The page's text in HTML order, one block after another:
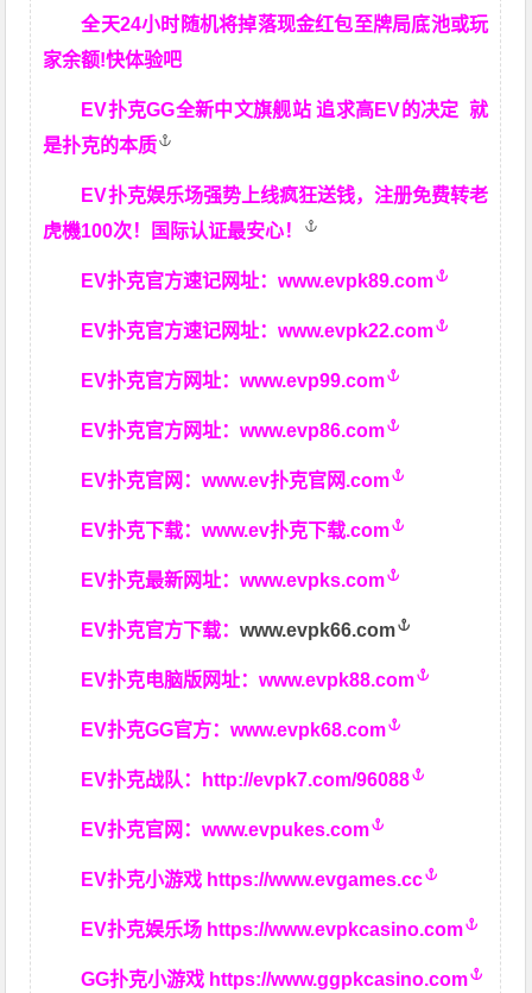
全天24小时随机将掉落现金红包至牌局底池或玩
家余额!快体验吧
EV扑克GG全新中文旗舰站追求高EV的决定就
是扑克的本质
EV扑克娱乐场强势上线疯狂送钱，注册免费转老
虎機100次！国际认证最安心！
EV扑克官方速记网址：www.evpk89.com
EV扑克官方速记网址：www.evpk22.com
EV扑克官方网址：www.evp99.com
EV扑克官方网址：www.evp86.com
EV扑克官网：www.ev扑克官网.com
EV扑克下载：www.ev扑克下载.com
EV扑克最新网址：www.evpks.com
EV扑克官方下载：www.evpk66.com
EV扑克电脑版网址：www.evpk88.com
EV扑克GG官方：www.evpk68.com
EV扑克战队： http://evpk7.com/96088
EV扑克官网：www.evpukes.com
EV扑克小游戏 https://www.evgames.cc
EV扑克娱乐场 https://www.evpkcasino.com
GG扑克小游戏 https://www.ggpkcasino.com